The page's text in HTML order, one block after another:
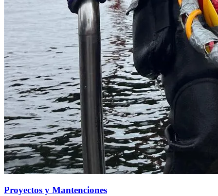
Proyectos y Mantenciones